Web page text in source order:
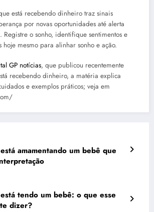
está recebendo dinheiro traz sinais
por novas oportunidades até alerta
Registre o sonho, identifique sentimentos e
hoje mesmo para alinhar sonho e ação.
GP notícias, que publicou recentemente
recebendo dinheiro, a matéria explica
e exemplos práticos; veja em
amamentando um bebê que
tendo um bebê: o que esse
dizer?